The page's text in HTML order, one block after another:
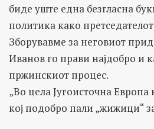
биде уште една безгласна
политика како
Зборувавме за неговиот
Иванов го прави најдобро и
пржинскиот процес.
„Во цела Југоисточна
кој подобро пали „жижици“